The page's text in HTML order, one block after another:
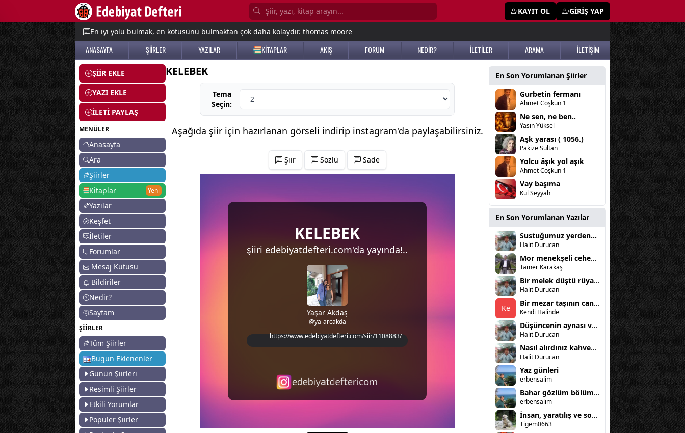
KAYIT OL GİRİŞ YAP
En iyi yolu bulmak, en kötüsünü bulmaktan çok daha kolaydır. thomas moore
ANASAYFA ŞİİRLER YAZILAR KİTAPLAR AKIŞ FORUM NEDİR? İLETİLER ARAMA İLETİŞİM
ŞİİR EKLE
YAZI EKLE
İLETİ PAYLAŞ
MENÜLER
Anasayfa
Ara
Şiirler
Kitaplar
Yeni
Yazılar
Keşfet
İletiler
Forumlar
Mesaj Kutusu
Bildiriler
Nedir?
Sayfam
ŞİİRLER
Tüm Şiirler
Bugün Eklenenler
Günün Şiirleri
Resimli Şiirler
Etkili Yorumlar
Popüler Şiirler
KELEBEK
Tema
Seçin:
Aşağıda şiir için hazırlanan görseli indirip instagram'da paylaşabilirsiniz.
Şiir Sözlü Sade
KELEBEK
şiiri edebiyatdefteri.com'da yayında!..
Yaşar Akdaş
@ya-arcakda
https://www.edebiyatdefteri.com/siir/1108883/
En Son Yorumlanan Şiirler
Gurbetin fermanı
Ahmet Coşkun 1
Ne sen, ne ben..
Yasin Yüksel
Aşk yarası ( 1056.)
Pakize Sultan
Yolcu âşık yol aşık
Ahmet Coşkun 1
Vay başıma
Kul Seyyah
En Son Yorumlanan Yazılar
Sustuğumuz yerden...
Halit Durucan
Mor menekşeli cehennem
Tamer Karakaş
Bir melek düştü rüyama
Halit Durucan
Ke
Bir mezar taşının can sıkıntısı
Kendi Halinde
Düşüncenin aynası ve kadın
Halit Durucan
Nasıl alırdınız kahvenizi?
Halit Durucan
Yaz günleri
erbensalim
Bahar gözlüm bölüm 2
erbensalim
İnsan, yaratılış ve sorumluluk
Tigem0663
menu